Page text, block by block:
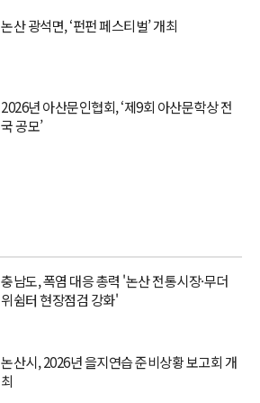
논산 광석면, ‘펀펀 페스티벌’ 개최
2026년 아산문인협회, ‘제9회 아산문학상 전
국 공모’
충남도, 폭염 대응 총력 '논산 전통시장·무더
위쉼터 현장점검 강화'
논산시, 2026년 을지연습 준비상황 보고회 개
최